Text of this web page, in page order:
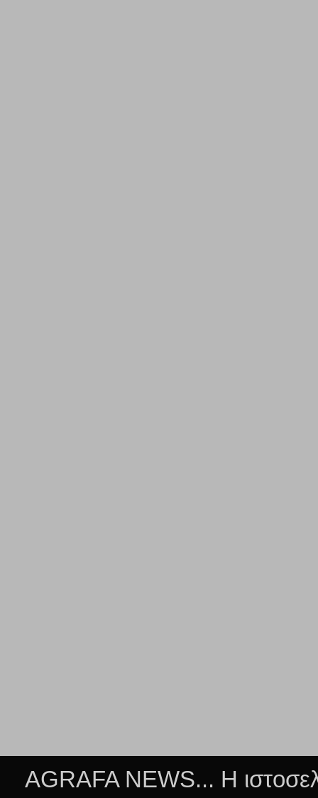
AGRAFA NEWS... Η